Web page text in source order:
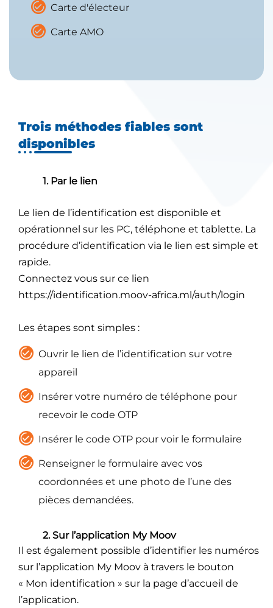
Carte d'électeur
Carte AMO
Trois méthodes fiables sont
disponibles
1. Par le lien
Le lien de l’identification est disponible et
opérationnel sur les PC, téléphone et tablette. La
procédure d’identification via le lien est simple et
rapide.
Connectez vous sur ce lien
https://identification.moov-africa.ml/auth/login
Les étapes sont simples :
Ouvrir le lien de l’identification sur votre
appareil
Insérer votre numéro de téléphone pour
recevoir le code OTP
Insérer le code OTP pour voir le formulaire
Renseigner le formulaire avec vos
coordonnées et une photo de l’une des
pièces demandées.
2. Sur l’application My Moov
Il est également possible d’identifier les numéros
sur l’application My Moov à travers le bouton
« Mon identification » sur la page d’accueil de
l’application.